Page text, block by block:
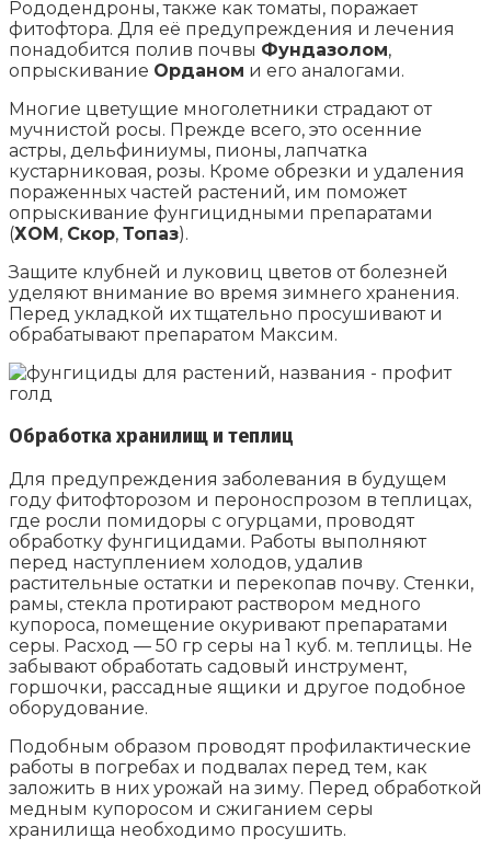
Рододендроны, также как томаты, поражает
фитофтора. Для её предупреждения и лечения
понадобится полив почвы Фундазолом,
опрыскивание Орданом и его аналогами.
Многие цветущие многолетники страдают от
мучнистой росы. Прежде всего, это осенние
астры, дельфиниумы, пионы, лапчатка
кустарниковая, розы. Кроме обрезки и удаления
пораженных частей растений, им поможет
опрыскивание фунгицидными препаратами
(ХОМ, Скор, Топаз).
Защите клубней и луковиц цветов от болезней
уделяют внимание во время зимнего хранения.
Перед укладкой их тщательно просушивают и
обрабатывают препаратом Максим.
Обработка хранилищ и теплиц
Для предупреждения заболевания в будущем
году фитофторозом и пероноспрозом в теплицах,
где росли помидоры с огурцами, проводят
обработку фунгицидами. Работы выполняют
перед наступлением холодов, удалив
растительные остатки и перекопав почву. Стенки,
рамы, стекла протирают раствором медного
купороса, помещение окуривают препаратами
серы. Расход — 50 гр серы на 1 куб. м. теплицы. Не
забывают обработать садовый инструмент,
горшочки, рассадные ящики и другое подобное
оборудование.
Подобным образом проводят профилактические
работы в погребах и подвалах перед тем, как
заложить в них урожай на зиму. Перед обработкой
медным купоросом и сжиганием серы
хранилища необходимо просушить.